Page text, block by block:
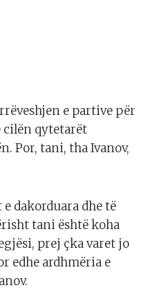
e partive për
cilën qytetarët
Por, tani, tha Ivanov,
e dakorduara dhe të
tani është koha
prej çka varet jo
edhe ardhmëria e